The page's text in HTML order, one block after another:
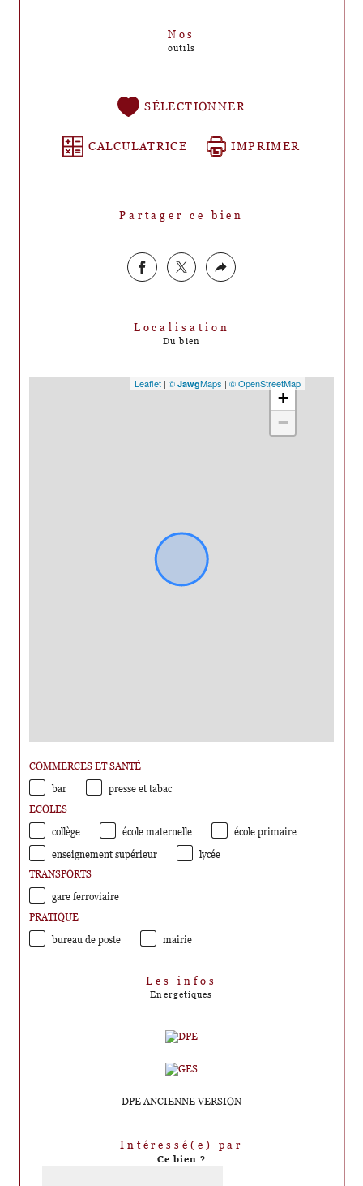
Nos
outils
SÉLECTIONNER
CALCULATRICE IMPRIMER
Partager ce bien
Localisation
Du bien
+
−
Leaflet | © JawgMaps | © OpenStreetMap
COMMERCES ET SANTÉ
bar
presse et tabac
ECOLES
collège
école maternelle école primaire
enseignement supérieur
lycée
TRANSPORTS
gare ferroviaire
PRATIQUE
bureau de poste
mairie
Les infos
Energetiques
DPE ANCIENNE VERSION
Intéressé(e) par
Ce bien ?